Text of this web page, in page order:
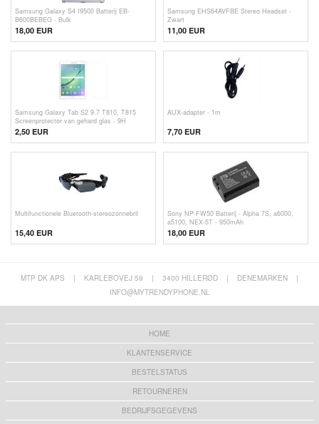
Samsung Galaxy S4 I9500 Batterij EB-
B600BEBEG - Bulk
18,00 EUR
Samsung EHS64AVFBE Stereo Headset -
Zwart
11,00 EUR
Samsung Galaxy Tab S2 9.7 T810, T815
Screenprotector van gehard glas - 9H
2,50 EUR
AUX-adapter - 1m
7,70 EUR
Multifunctionele Bluetooth-stereozonnebril
15,40 EUR
Sony NP-FW50 Batterij - Alpha 7S, a6000,
a5100, NEX-5T - 950mAh
18,00 EUR
MTP DK APS | KARLEBOVEJ 59 | 3400 HILLERØD | DENEMARKEN
|
INFO@MYTRENDYPHONE.NL
HOME
KLANTENSERVICE
BESTELSTATUS
RETOURNEREN
BEDRIJFSGEGEVENS